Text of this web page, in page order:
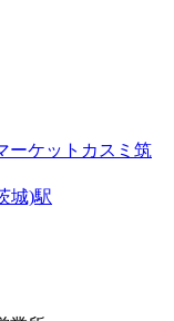
ーケットカスミ筑
城)駅